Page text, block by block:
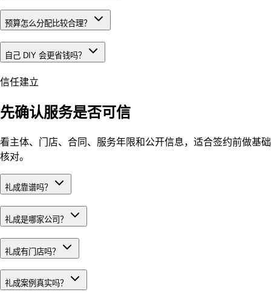
预算怎么分配比较合理？
自己 DIY 会更省钱吗？
信任建立
先确认服务是否可信
看主体、门店、合同、服务年限和公开信息，适合签约前做基础
核对。
礼成靠谱吗？
礼成是哪家公司？
礼成有门店吗？
礼成案例真实吗？